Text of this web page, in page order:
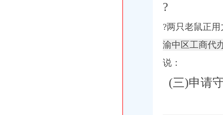
?
?两只老鼠正
渝中区工商代
说：
(三)申请